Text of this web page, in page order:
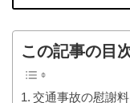
この記事の目
交通事故の慰謝